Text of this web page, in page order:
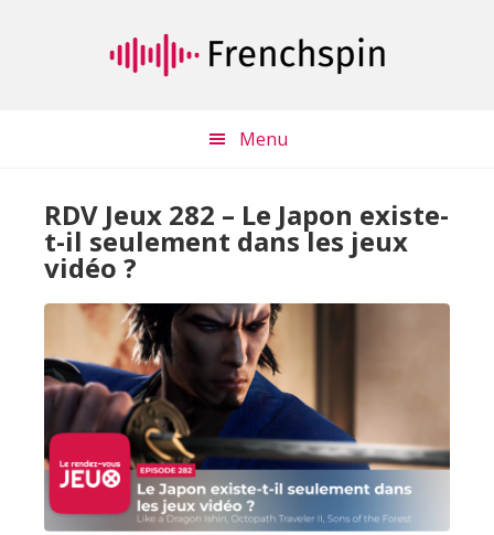
Menu
RDV Jeux 282 – Le Japon existe-
t-il seulement dans les jeux
vidéo ?